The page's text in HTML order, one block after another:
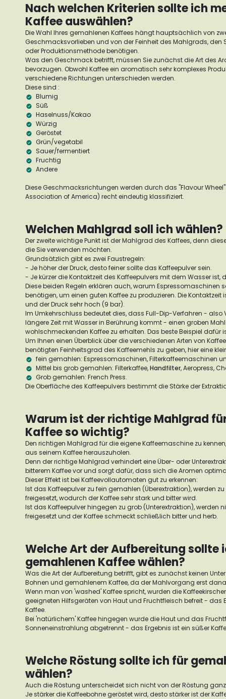
Nach welchen Kriterien sollte ich
Kaffee auswählen?
Die Wahl Ihres gemahlenen Kaffees hängt hauptsächlich von
Geschmacksvorlieben und von der Feinheit des Mahlgrads, den
oder Produktionsmethode benötigen.
Was den Geschmack betrifft, müssen Sie zunächst die Art des
bevorzugen. Obwohl Kaffee ein aromatisch sehr komplexes
verschiedene Richtungen unterschieden werden.
Diese sind :
Blumig
Süß
Haselnuss/Kakao
Würzig
Geröstet
Grün/vegetabil
Sauer/fermentiert
Fruchtig
Andere
Diese Geschmacksrichtungen werden durch das "Flavour
Association of America) recht eindeutig klassifiziert.
Welchen Mahlgrad soll ich wählen?
Der zweite wichtige Punkt ist der Mahlgrad des Kaffees, denn
die Sie verwenden möchten.
Grundsätzlich gibt es zwei Faustregeln:
- Je höher der Druck, desto feiner sollte das Kaffeepulver sein.
- Je kürzer die Kontaktzeit des Kaffeepulvers mit dem Wasser ist,
Diese beiden Regeln erklären auch, warum Espressomaschinen
benötigen, um einen guten Kaffee zu produzieren. Die Kontaktzeit
und der Druck sehr hoch (9 bar).
Im Umkehrschluss bedeutet dies, dass Full-Dip-Verfahren - also
längere Zeit mit Wasser in Berührung kommt - einen groben
wohlschmeckenden Kaffee zu erhalten. Das beste Beispiel dafür
Um Ihnen einen Überblick über die verschiedenen Arten von
benötigten Feinheitsgrad des Kaffeemehls zu geben, hier eine
fein gemahlen: Espressomaschinen, Filterkaffeemaschinen
Mittel bis grob gemahlen: Filterkaffee,Handfilter, Aeropress,
Grob gemahlen: French Press.
Die Oberfläche des Kaffeepulvers bestimmt die Stärke der
Warum ist der richtige Mahlgrad
Kaffee so wichtig?
Den richtigen Mahlgrad für die eigene Kaffeemaschine zu
aus seinem Kaffee herauszuholen.
Denn der richtige Mahlgrad verhindert eine Über- oder
bitterem Kaffee vor und sorgt dafür, dass sich die Aromen
Dieser Effekt ist bei Kaffeevollautomaten gut zu erkennen:
Ist das Kaffeepulver zu fein gemahlen (Überextraktion), werden
freigesetzt, wodurch der Kaffee sehr stark und bitter wird.
Ist das Kaffeepulver hingegen zu grob (Unterextraktion), werden
freigesetzt und der Kaffee schmeckt schließlich bitter und herb.
Welche Art der Aufbereitung sollte
gemahlenen Kaffee wählen?
Was die Art der Aufbereitung betrifft, gibt es zunächst keinen
Bohnen und gemahlenem Kaffee, da der Mahlvorgang erst
Wenn man von 'washed' Kaffee spricht, wurden die
geeigneten Hilfsgeräten von Haut und Fruchtfleisch befreit - das
Kaffee.
Bei 'natürlichem' Kaffee hingegen wurde die Haut und das
Sonneneinstrahlung abgetrennt - das Ergebnis ist ein süßer
Welche Röstung sollte ich für
wählen?
Auch die Röstung unterscheidet sich nicht von der Röstung
Je stärker die Kaffeebohne geröstet wird, desto stärker ist der